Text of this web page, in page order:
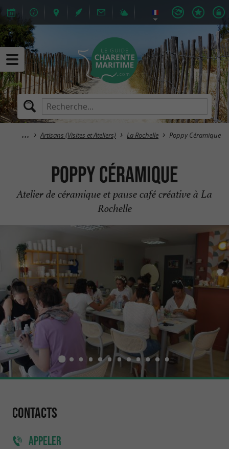
Artisans (Visites et Ateliers) La Rochelle Poppy Céramique
Poppy Céramique
Atelier de céramique et pause café créative à La
Rochelle
Contacts
APPELER